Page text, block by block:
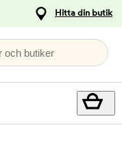
Hitta din butik
och butiker